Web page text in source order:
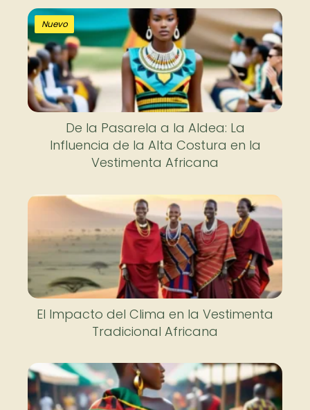
Nuevo
De la Pasarela a la Aldea: La
Influencia de la Alta Costura en la
Vestimenta Africana
El Impacto del Clima en la Vestimenta
Tradicional Africana